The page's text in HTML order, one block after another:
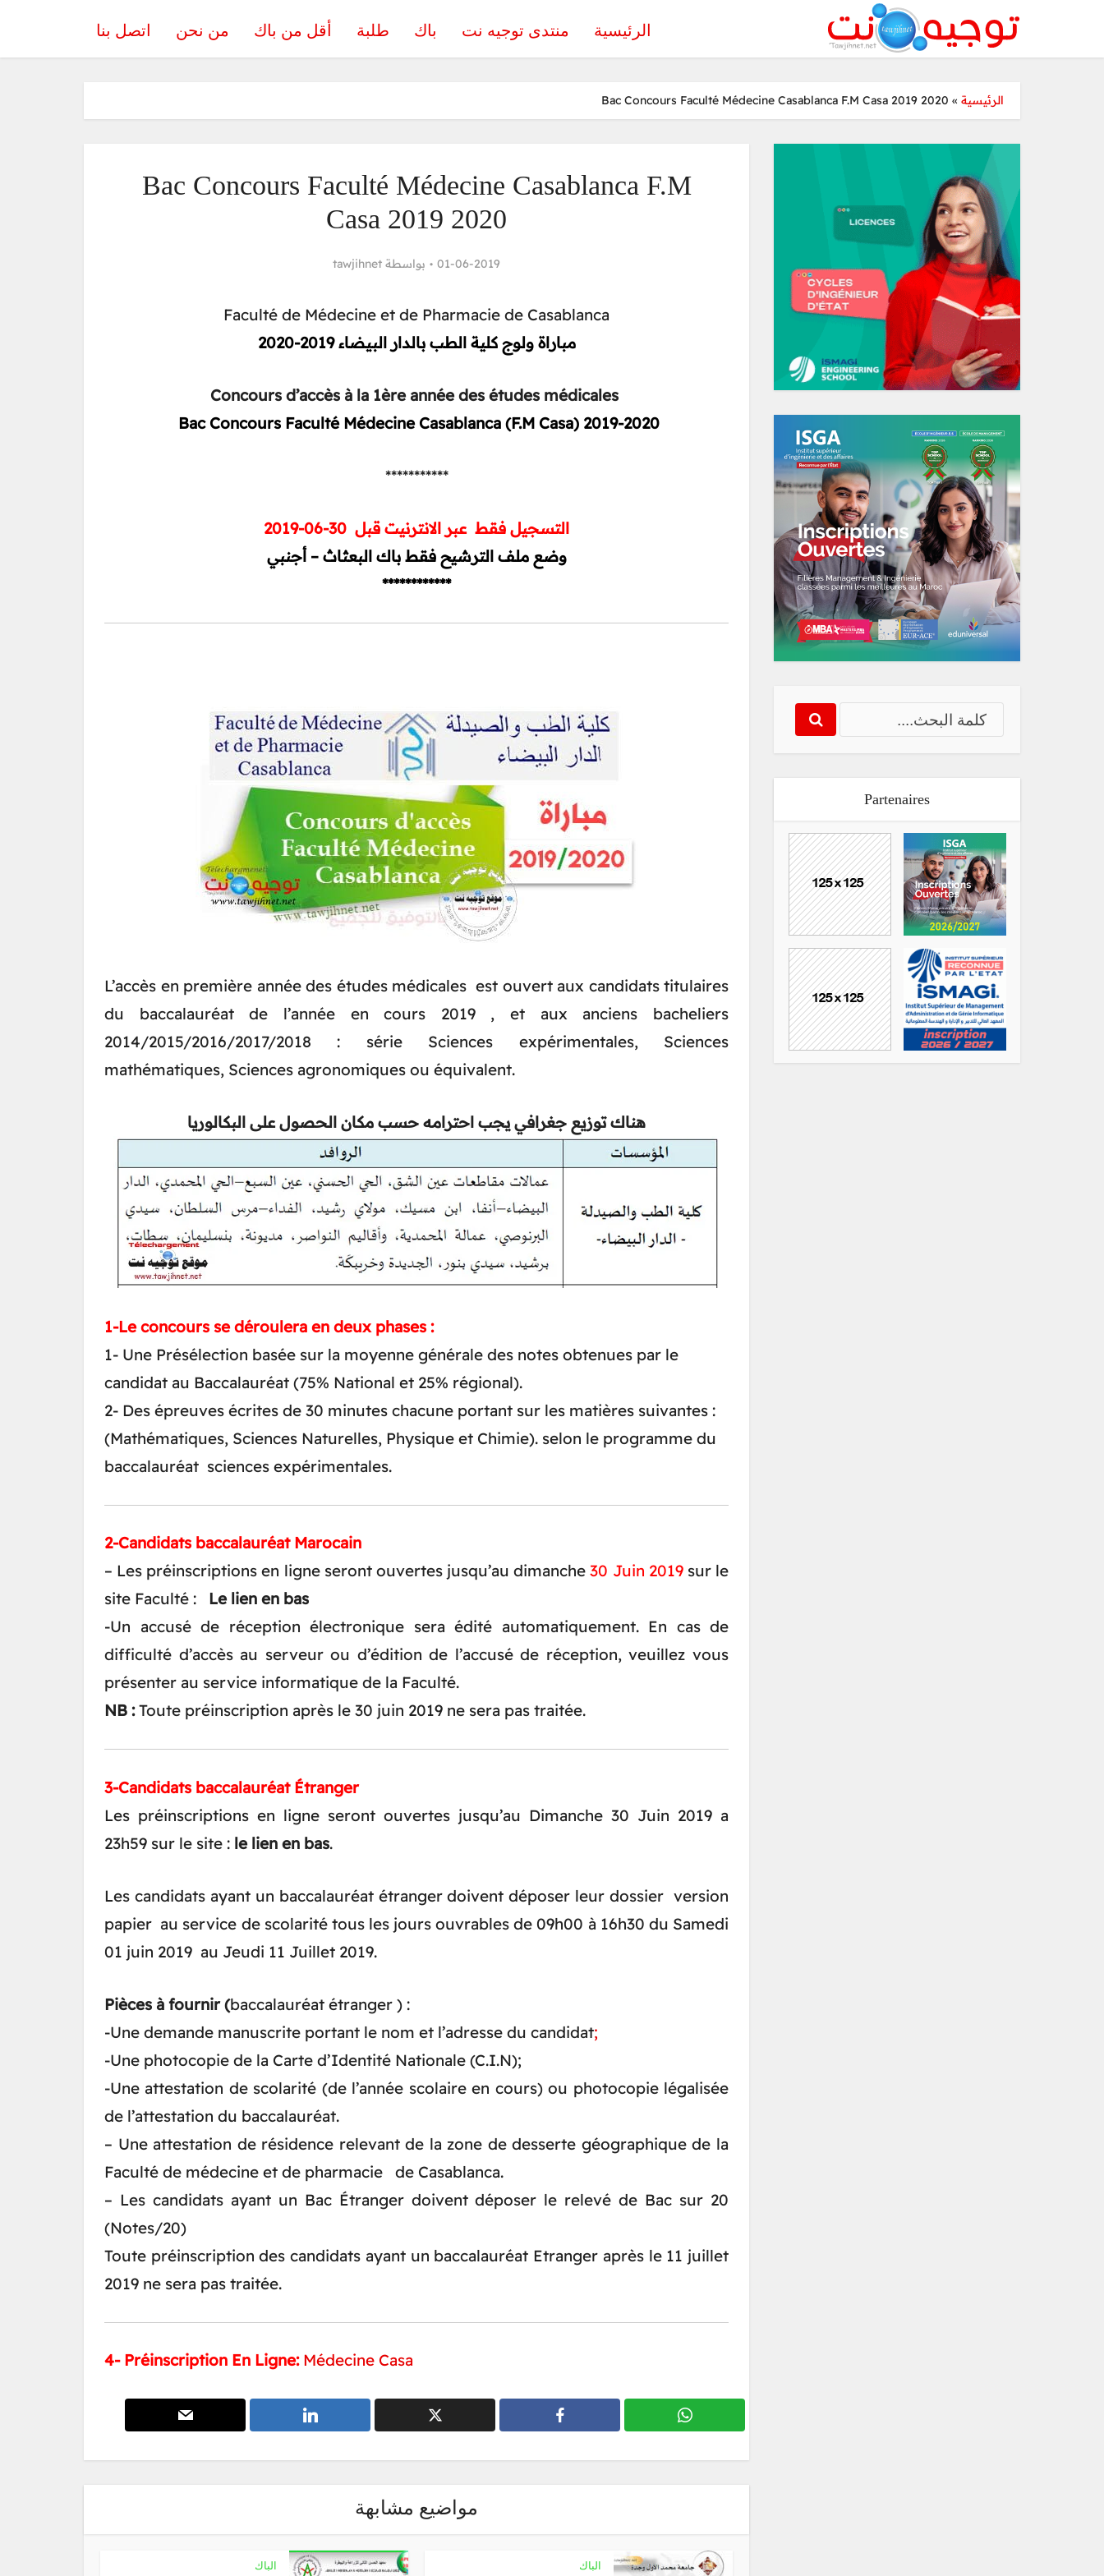
الرئيسية منتدى توجيه نت باك طلبة أقل من باك من نحن اتصل بنا
الرئيسية »
Bac Concours Faculté Médecine Casablanca F.M Casa 2019 2020
Bac Concours Faculté Médecine Casablanca F.M
Casa 2019 2020
01-06-2019 بواسطة tawjihnet
Faculté de Médecine et de Pharmacie de Casablanca
مباراة ولوج كلية الطب بالدار البيضاء 2019-2020
Concours d’accès à la 1ère année des études médicales
Bac Concours Faculté Médecine Casablanca (F.M Casa) 2019-2020
***********
التسجيل فقط عبر الانترنيت قبل 30-06-2019
وضع ملف الترشيح فقط باك البعثاث – أجنبي
************
L’accès en première année des études médicales est ouvert aux candidats titulaires
du baccalauréat de l’année en cours 2019 , et aux anciens bacheliers
2014/2015/2016/2017/2018 : série Sciences expérimentales, Sciences
mathématiques, Sciences agronomiques ou équivalent.
هناك توزيع جغرافي يجب احترامه حسب مكان الحصول على البكالوريا
1-Le concours se déroulera en deux phases :
1- Une Présélection basée sur la moyenne générale des notes obtenues par le
candidat au Baccalauréat (75% National et 25% régional).
2- Des épreuves écrites de 30 minutes chacune portant sur les matières suivantes :
(Mathématiques, Sciences Naturelles, Physique et Chimie). selon le programme du
baccalauréat sciences expérimentales.
2-Candidats baccalauréat Marocain
– Les préinscriptions en ligne seront ouvertes jusqu’au dimanche30 Juin 2019sur le
site Faculté : Le lien en bas
-Un accusé de réception électronique sera édité automatiquement. En cas de
difficulté d’accès au serveur ou d’édition de l’accusé de réception, veuillez vous
présenter au service informatique de la Faculté.
NB :Toute préinscription après le 30 juin 2019 ne sera pas traitée.
3-Candidats baccalauréat Étranger
Les préinscriptions en ligne seront ouvertes jusqu’au Dimanche 30 Juin 2019 a
23h59 sur le site : le lien en bas.
Les candidats ayant un baccalauréat étranger doivent déposer leur dossier version
papier au service de scolarité tous les jours ouvrables de 09h00 à 16h30 du Samedi
01 juin 2019 au Jeudi 11 Juillet 2019.
Pièces à fournir (baccalauréat étranger ) :
-Une demande manuscrite portant le nom et l’adresse du candidat;
-Une photocopie de la Carte d’Identité Nationale (C.I.N);
-Une attestation de scolarité (de l’année scolaire en cours) ou photocopie légalisée
de l’attestation du baccalauréat.
– Une attestation de résidence relevant de la zone de desserte géographique de la
Faculté de médecine et de pharmacie de Casablanca.
– Les candidats ayant un Bac Étranger doivent déposer le relevé de Bac sur 20
(Notes/20)
Toute préinscription des candidats ayant un baccalauréat Etranger après le 11 juillet
2019 ne sera pas traitée.
4- Préinscription En Ligne: Médecine Casa
مواضيع مشابهة
الباك الباك
Partenaires